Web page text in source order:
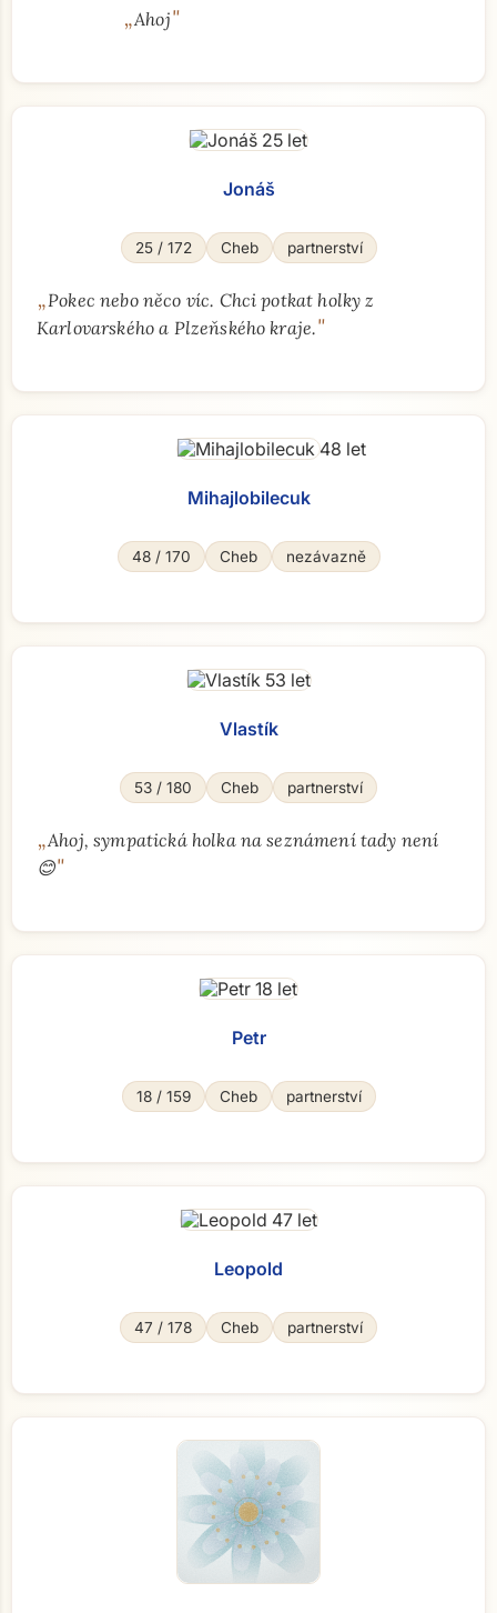
„Ahoj"
Jonáš
25 / 172 Cheb partnerství
„Pokec nebo něco víc. Chci potkat holky z
Karlovarského a Plzeňského kraje."
Mihajlobilecuk
48 / 170 Cheb nezávazně
Vlastík
53 / 180 Cheb partnerství
„Ahoj, sympatická holka na seznámení tady není
😊"
Petr
18 / 159 Cheb partnerství
Leopold
47 / 178 Cheb partnerství